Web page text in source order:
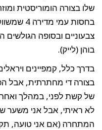
שלו בצורה הומוריסטית
בחסות
צבעוניים ובסופה הגולשים
בוהן (לייק).
בדרך כלל, קמפיינים
בצורה די מחתרתית, אבל
של קשת לפני, במהלך
המתחרה (אם אני טועה,